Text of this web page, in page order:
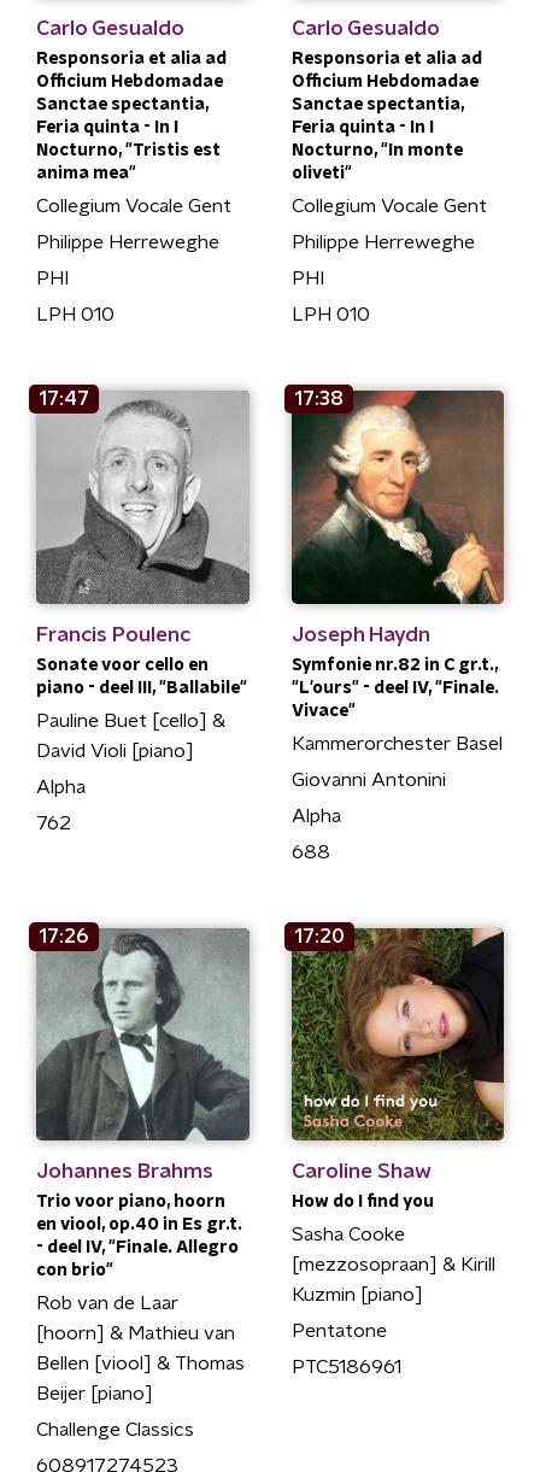
Carlo Gesualdo
Responsoria et alia ad
Officium Hebdomadae
Sanctae spectantia,
Feria quinta - In I
Nocturno, "Tristis est
anima mea"
Collegium Vocale Gent
Philippe Herreweghe
PHI
LPH 010
Carlo Gesualdo
Responsoria et alia ad
Officium Hebdomadae
Sanctae spectantia,
Feria quinta - In I
Nocturno, "In monte
oliveti"
Collegium Vocale Gent
Philippe Herreweghe
PHI
LPH 010
17:47
Francis Poulenc
Sonate voor cello en
piano - deel III, "Ballabile"
Pauline Buet [cello] &
David Violi [piano]
Alpha
762
17:38
Joseph Haydn
Symfonie nr.82 in C gr.t.,
"L'ours" - deel IV, "Finale.
Vivace"
Kammerorchester Basel
Giovanni Antonini
Alpha
688
17:26
Johannes Brahms
Trio voor piano, hoorn
en viool, op.40 in Es gr.t.
- deel IV, "Finale. Allegro
con brio"
Rob van de Laar
[hoorn] & Mathieu van
Bellen [viool] & Thomas
Beijer [piano]
Challenge Classics
608917274523
17:20
Caroline Shaw
How do I find you
Sasha Cooke
[mezzosopraan] & Kirill
Kuzmin [piano]
Pentatone
PTC5186961